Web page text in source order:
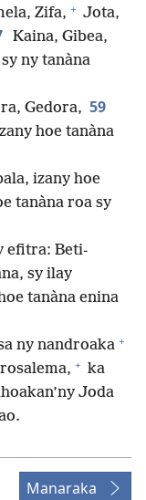
Zifa, + Jota,
Kaina, Gibea,
ny tanàna
Gedora, 59
hoe tanàna
izany hoe
tanàna roa sy
efitra: Beti-
sy ilay
tanàna enina
ny nandroaka +
+ ka
Joda
Manaraka